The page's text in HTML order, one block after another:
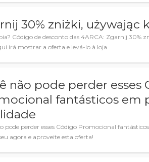
30% zniżki, używając
Código de desconto das 4ARCA: Zgarnij 30%
irá mostrar a oferta e levá-lo à loja.
não pode perder esses
fantásticos em
pode perder esses Código Promocional
agora e aproveite esta oferta!